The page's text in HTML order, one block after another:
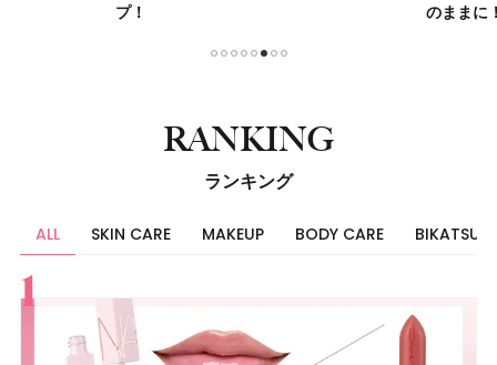
プ！
のままに
RANKING
ランキング
ALL SKIN CARE MAKEUP BODY CARE BIKATSU
すべて
スキンケア
メイク
ボディケア
美活
ヘア
ライフスタイル
ビューティーズ